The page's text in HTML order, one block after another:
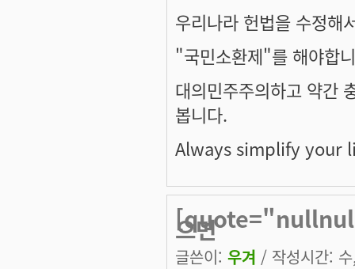
우리나라 헌법을 수정해
"국민소환제"를 해야합
대의민주주의하고 약간
봅니다.
Always simplify your
으면
글쓴이: 우겨 / 작성시간: